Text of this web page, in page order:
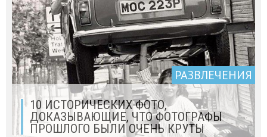
РАЗВЛЕЧЕНИЯ
10 ИСТОРИЧЕСКИХ ФОТО,
ДОКАЗЫВАЮЩИЕ, ЧТО ФОТОГРАФЫ
ПРОШЛОГО БЫЛИ ОЧЕНЬ КРУТЫ